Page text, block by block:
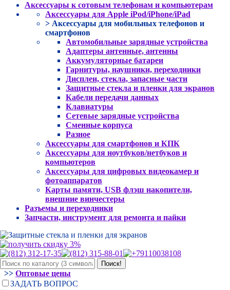
Аксессуары к сотовым телефонам и компьютерам
Аксессуары для Apple iPod/iPhone/iPad
> Аксессуары для мобильных телефонов и
смартфонов
Автомобильные зарядные устройства
Адаптеры антенные, антенны
Аккумуляторные батареи
Гарнитуры, наушники, переходники
Дисплеи, стекла, запасные части
Защитные стекла и пленки для экранов
Кабели передачи данных
Клавиатуры
Сетевые зарядные устройства
Сменные корпуса
Разное
Аксессуары для смартфонов и КПК
Аксессуары для ноутбуков/нетбуков и
компьютеров
Аксессуары для цифровых видеокамер и
фотоаппаратов
Карты памяти, USB флэш накопители,
внешние винчестеры
Разъемы и переходники
Запчасти, инструмент для ремонта и пайки
>> Оптовые цены
ЗАДАТЬ ВОПРОС